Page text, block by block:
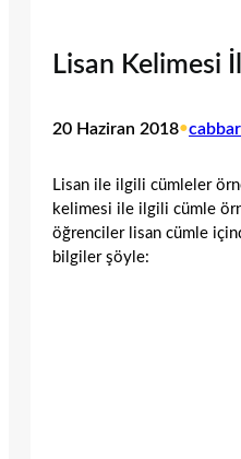
Lisan Kelimesi
20 Haziran 2018•cabbar
Lisan ile ilgili cümleler
kelimesi ile ilgili cümle
öğrenciler lisan cümle
bilgiler şöyle: